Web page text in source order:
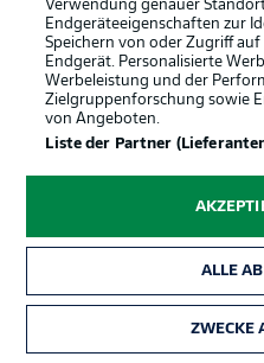
Nie wieder ist
im deutschen
Vor 80 Jahren am 27.
Konzentrations- und
Birkenau befreit. Der
Nationalsozialisten
ermordeten Menschen.
Verwendung genauer
Endgeräteeigenschaften zur
Speichern von oder Zugriff
Endgerät. Personalisierte
Werbeleistung und der
Zielgruppenforschung sowie
von Angeboten.
Liste der Partner
ALLE
ZWECKE